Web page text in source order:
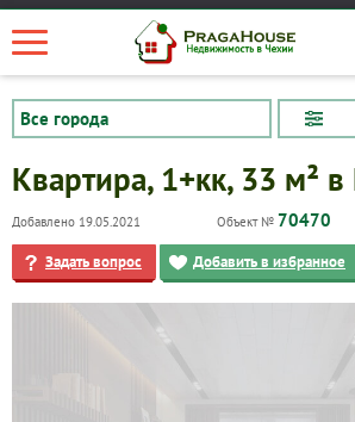
Квартира, 1+кк, 33 м² в
Добавлено 19.05.2021 Объект № 70470
Задать вопрос Добавить в избранное